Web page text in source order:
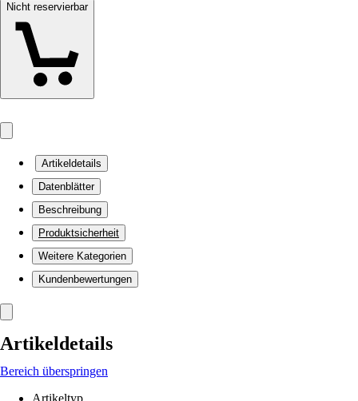
Nicht reservierbar
Artikeldetails
Datenblätter
Beschreibung
Produktsicherheit
Weitere Kategorien
Kundenbewertungen
Artikeldetails
Bereich überspringen